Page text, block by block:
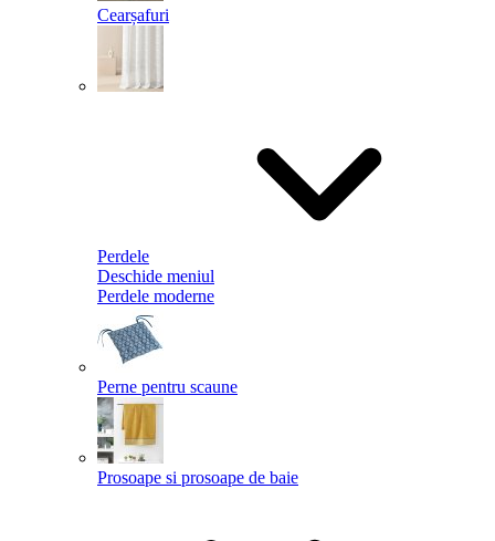
Cearșafuri
Perdele
Deschide meniul
Perdele moderne
Perne pentru scaune
Prosoape si prosoape de baie